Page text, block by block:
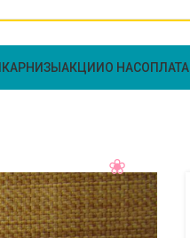
КАРНИЗЫ АКЦИИ О НАСОПЛАТА